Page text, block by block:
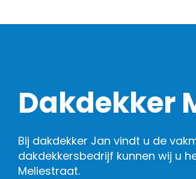
Dakdekker
Bij dakdekker Jan vindt u de
dakdekkersbedrijf kunnen wij u
Meliestraat.